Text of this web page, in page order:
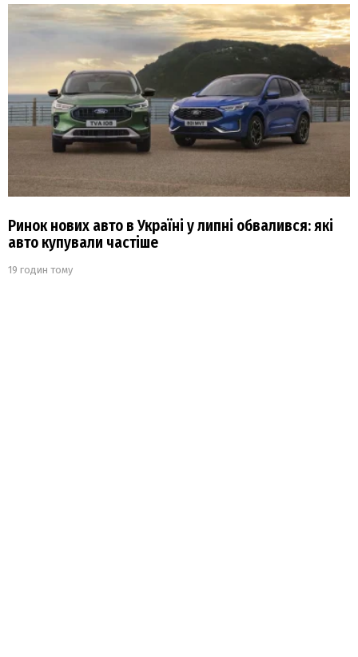
Ринок нових авто в Україні у липні обвалився: які
авто купували частіше
19 годин тому